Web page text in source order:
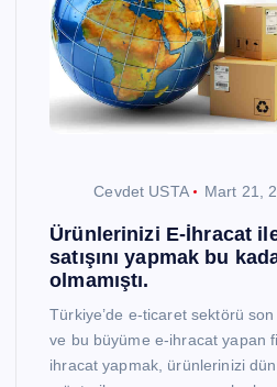
Cevdet USTA Mart 21,
Ürünlerinizi E-İhracat
satışını yapmak bu
olmamıştı.
Türkiye’de e-ticaret sektörü
ve bu büyüme e-ihracat yapan
ihracat yapmak, ürünlerinizi